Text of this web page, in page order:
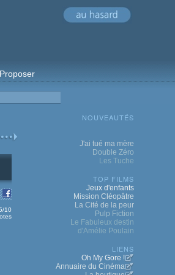
Proposer
10
NOUVEAUTÉS
J'ai tué ma mère
Double Zéro
Les Tuche
TOP FILMS
Jeux d'enfants
Mission Cléopâtre
La Cité de la peur
Pulp Fiction
Le Fabuleux destin
d'Amélie Poulain
LIENS
Oh My Gore !
Annuaire du Cinéma